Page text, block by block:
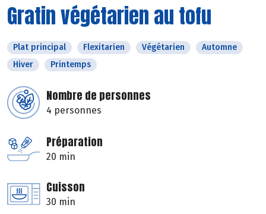
Gratin végétarien au tofu
Plat principal Flexitarien Végétarien
Automne
Hiver
Printemps
Nombre de personnes
4 personnes
Préparation
20 min
Cuisson
30 min